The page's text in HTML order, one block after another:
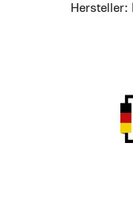
Hersteller: